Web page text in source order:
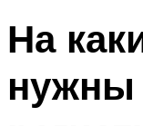
На
нужны